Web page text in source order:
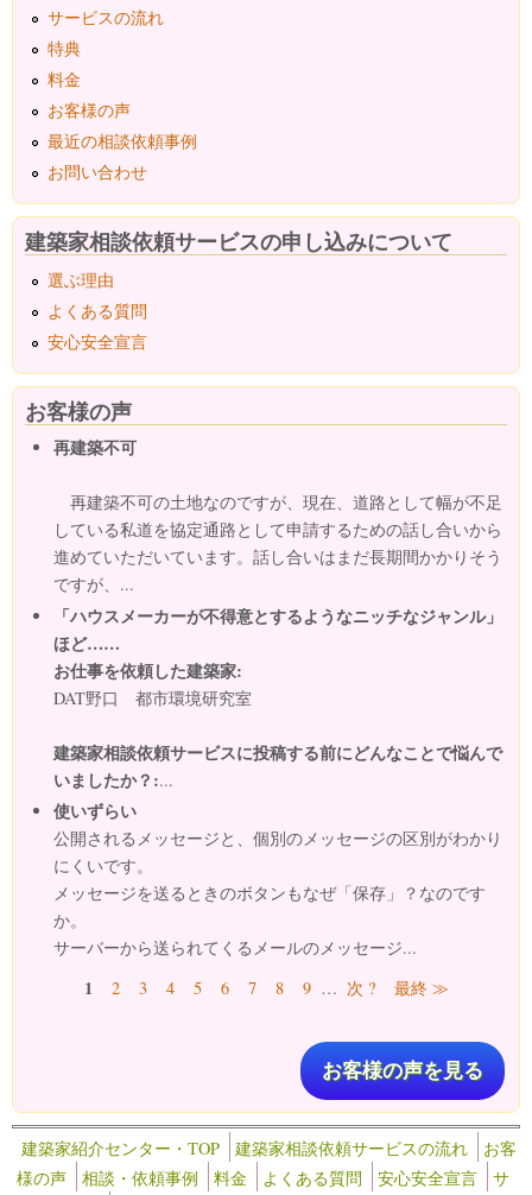
サービスの流れ
特典
料金
お客様の声
最近の相談依頼事例
お問い合わせ
建築家相談依頼サービスの申し込みについて
選ぶ理由
よくある質問
安心安全宣言
お客様の声
再建築不可
再建築不可の土地なのですが、現在、道路として幅が不足
している私道を協定通路として申請するための話し合いから
進めていただいています。話し合いはまだ長期間かかりそう
ですが、...
「ハウスメーカーが不得意とするようなニッチなジャンル」
ほど……
お仕事を依頼した建築家:
DAT野口 都市環境研究室
建築家相談依頼サービスに投稿する前にどんなことで悩んで
いましたか？:...
使いずらい
公開されるメッセージと、個別のメッセージの区別がわかり
にくいです。
メッセージを送るときのボタンもなぜ「保存」？なのです
か。
サーバーから送られてくるメールのメッセージ...
ページ1 2 3 4 5 6 7 8 9 … 次 ? 最終 ≫
お客様の声を見る
建築家紹介センター・TOP 建築家相談依頼サービスの流れ
お客
様の声
相談・依頼事例 料金 よくある質問 安心安全宣言
サ